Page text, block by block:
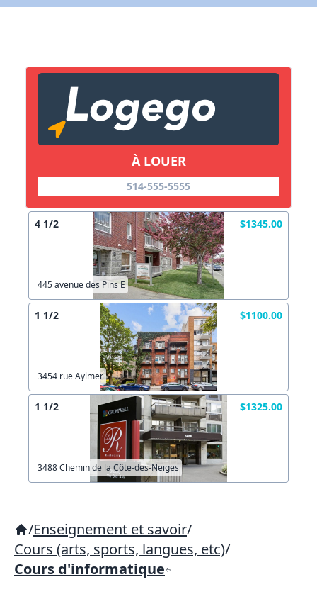
À LOUER
514-555-5555
4 1/2 $1345.00
445 avenue des Pins E
1 1/2 $1100.00
3454 rue Aylmer
1 1/2 $1325.00
3488 Chemin de la Côte-des-Neiges
/Enseignement et savoir/
Cours (arts, sports, langues, etc)/
Cours d'informatique
Lien vers inscription (sera inclus dans courriel)
Copier lien
X Fermer
X Fermer